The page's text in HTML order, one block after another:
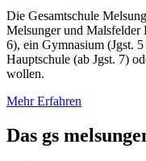
Die Gesamtschule
Melsunger und Malsfelder
6), ein Gymnasium (Jgst.
Hauptschule (ab Jgst. 7)
wollen.
Mehr Erfahren
Das gs